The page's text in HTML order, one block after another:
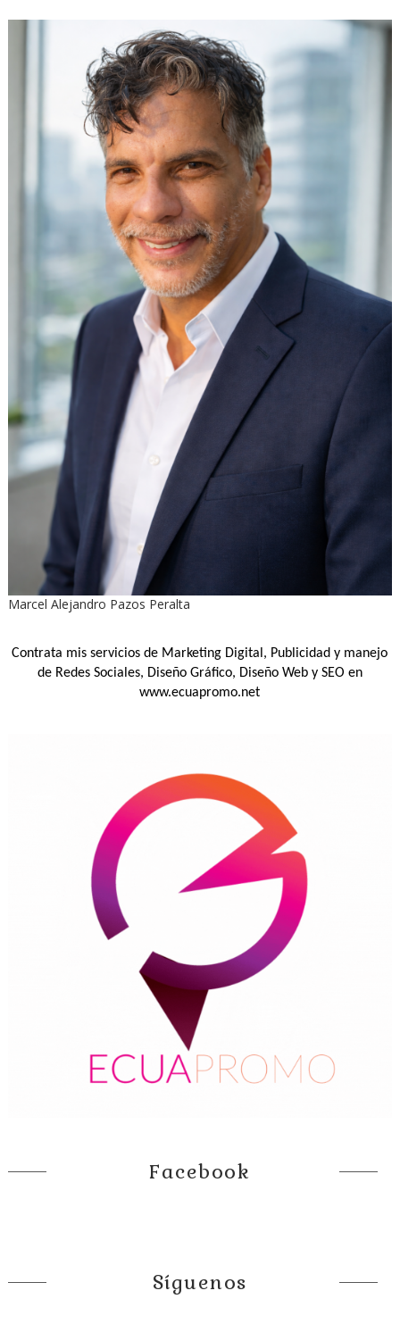
Marcel Alejandro Pazos Peralta
Contrata mis servicios de Marketing Digital, Publicidad y manejo
de Redes Sociales, Diseño Gráfico, Diseño Web y SEO en
www.ecuapromo.net
Facebook
Síguenos